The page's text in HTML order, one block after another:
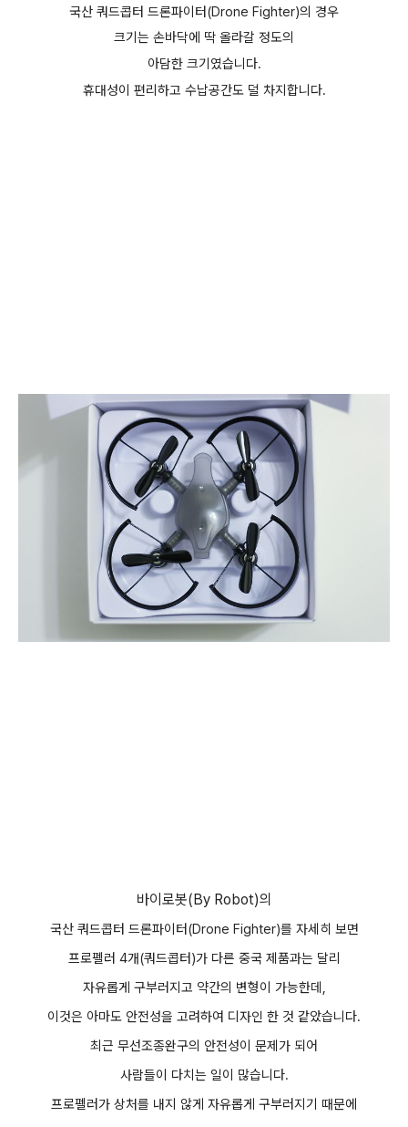
국산 쿼드콥터 드론파이터(Drone Fighter)의 경우
크기는 손바닥에 딱 올라갈 정도의
아담한 크기였습니다.
휴대성이 편리하고 수납공간도 덜 차지합니다.
바이로봇(By Robot)의
국산 쿼드콥터 드론파이터(Drone Fighter)를 자세히 보면
프로펠러 4개(쿼드콥터)가 다른 중국 제품과는 달리
자유롭게 구부러지고 약간의 변형이 가능한데,
이것은 아마도 안전성을 고려하여 디자인 한 것 같았습니다.
최근 무선조종완구의 안전성이 문제가 되어
사람들이 다치는 일이 많습니다.
프로펠러가 상처를 내지 않게 자유롭게 구부러지기 때문에